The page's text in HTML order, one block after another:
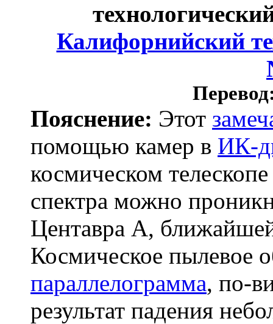
Калифорнийский
Пояснение: Этот
помощью камер в ИК-
космическом
спектра можно
Центавра A,
Космическое пылевое
параллелограмма, по-
результат падения